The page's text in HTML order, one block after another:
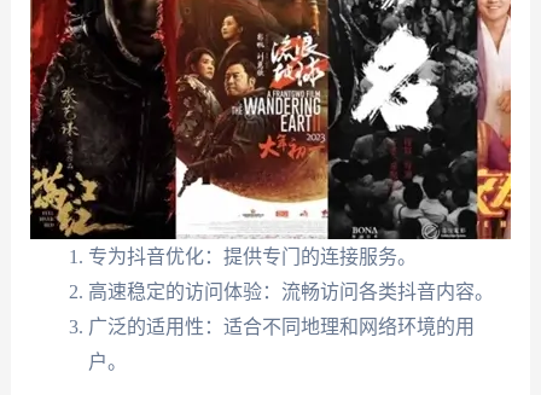
专为抖音优化：提供专门的连接服务。
高速稳定的访问体验：流畅访问各类抖音内容。
广泛的适用性：适合不同地理和网络环境的用
户。